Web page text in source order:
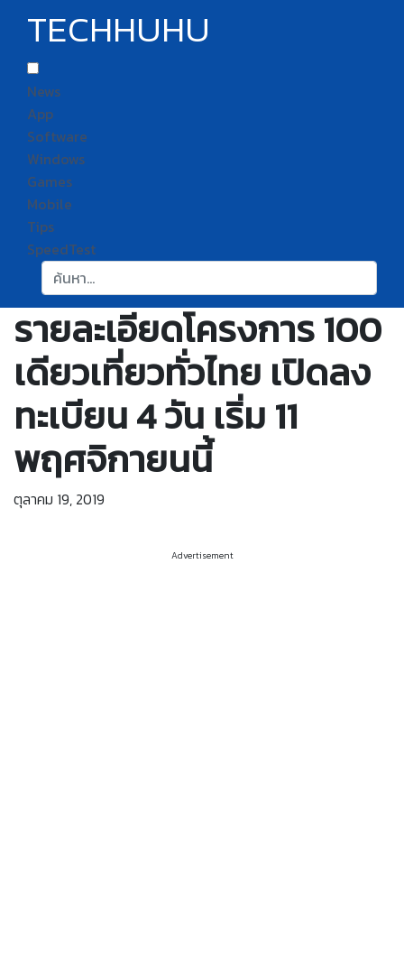
TECHHUHU
News
App
Software
Windows
Games
Mobile
Tips
SpeedTest
ค้นหา:
รายละเอียดโครงการ 100
เดียวเที่ยวทั่วไทย เปิดลง
ทะเบียน 4 วัน เริ่ม 11
พฤศจิกายนนี้
ตุลาคม 19, 2019
Advertisement